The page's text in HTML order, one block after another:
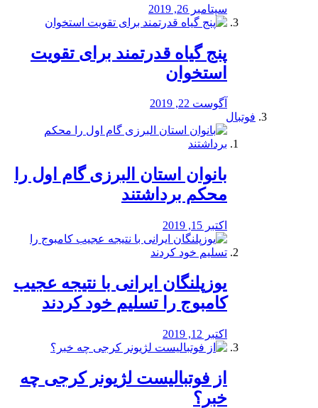
سپتامبر 26, 2019
پنج گیاه قدرتمند برای تقویت
استخوان
آگوست 22, 2019
فوتبال
بانوان استان البرزی گام اول را
محكم برداشتند
اکتبر 15, 2019
یوزپلنگان ایرانی با نتیجه عجیب
کامبوج را تسلیم خود کردند
اکتبر 12, 2019
از فوتبالیست لژیونر کرجی چه
خبر؟